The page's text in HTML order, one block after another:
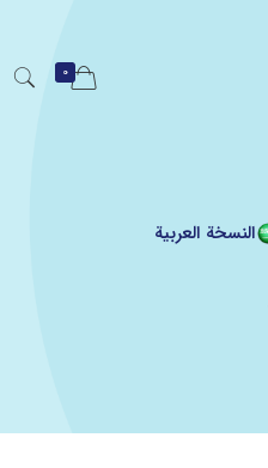
النسخة العربية
0